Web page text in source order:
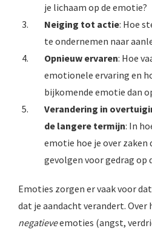
je lichaam op de emotie?
Neiging tot actie: Hoe
te ondernemen naar
Opnieuw ervaren: Hoe
emotionele ervaring en
bijkomende emotie dan
Verandering in
de langere termijn: In
emotie hoe je over zaken
gevolgen voor gedrag op
Emoties zorgen er vaak voor
dat je aandacht verandert.
negatieveemoties (angst,